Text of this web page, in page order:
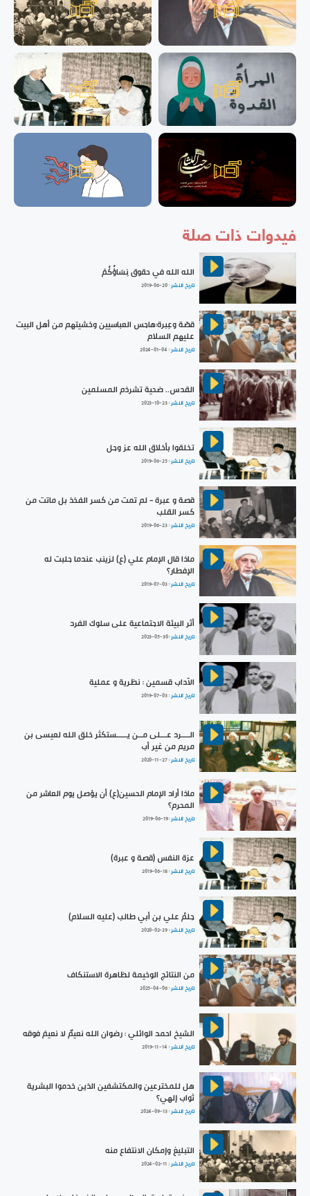
فيدوات ذات صلة
الله الله في حقوق نِسَاؤُكُمْ
تاريخ النشر :2019-06-20
قصّة وعِبرة:هاجس العباسيين وخشيتهم من أهل البيت
عليهم السلام
تاريخ النشر : 2024-01-04
القدس.. ضحية تشرذم المسلمين
تاريخ النشر :2023-10-23
تخلقوا بأخلاق الله عز وجل
تاريخ النشر :2019-06-25
قصة و عبرة - لم تمت من كسر الفخذ بل ماتت من
كسر القلب
تاريخ النشر :2019-06-23
ماذا قال الإمام علي (ع) لزينب عندما جلبت له
الإفطار؟
تاريخ النشر :2019-07-03
أثر البيئة الاجتماعية على سلوك الفرد
تاريخ النشر :2023-05-30
الآداب قسمين : نظرية و عملية
تاريخ النشر :2019-07-03
الــــرد عـــلى مــن يـــــستكثر خلق الله لعيسى بن
مريم من غير أب
تاريخ النشر :2020-11-27
ماذا أراد الإمام الحسين(ع) أن يؤصل يوم العاشر من
المحرم؟
تاريخ النشر :2019-06-19
عزة النفس (قصة و عبرة)
تاريخ النشر :2019-06-18
حِلمُ علي بن أبي طالب (عليه السلام)
تاريخ النشر :2020-02-29
من النتائج الوخيمة لظاهرة الاستنكاف
تاريخ النشر :2025-04-06
الشيخ احمد الوائلي : رضوان الله نعيمٌ لا نعيمَ فوقه
تاريخ النشر : 2019-11-14
هل للمخترعين والمكتشفين الذين خدموا البشرية
ثواب إلهي؟
تاريخ النشر :2024-09-13
التبليغ وإمكان الانتفاع منه
تاريخ النشر : 2024-02-11